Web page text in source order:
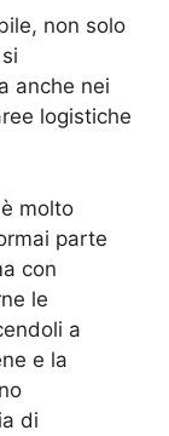
non solo
anche nei
logistiche
molto
parte
con
le
a
e la
di